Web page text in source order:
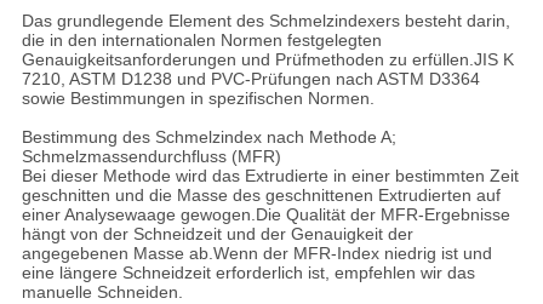
Das grundlegende Element des Schmelzindexers besteht darin,
die in den internationalen Normen festgelegten
Genauigkeitsanforderungen und Prüfmethoden zu erfüllen.JIS K
7210, ASTM D1238 und PVC-Prüfungen nach ASTM D3364
sowie Bestimmungen in spezifischen Normen.
Bestimmung des Schmelzindex nach Methode A;
Schmelzmassendurchfluss (MFR)
Bei dieser Methode wird das Extrudierte in einer bestimmten Zeit
geschnitten und die Masse des geschnittenen Extrudierten auf
einer Analysewaage gewogen.Die Qualität der MFR-Ergebnisse
hängt von der Schneidzeit und der Genauigkeit der
angegebenen Masse ab.Wenn der MFR-Index niedrig ist und
eine längere Schneidzeit erforderlich ist, empfehlen wir das
manuelle Schneiden.